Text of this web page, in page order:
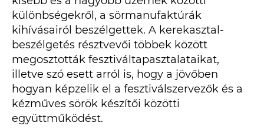
különbségekről, a sörmanufaktúrák
kihívásairól beszélgettek. A kerekasztal-
beszélgetés résztvevői többek között
megosztották fesztiváltapasztalataikat,
illetve szó esett arról is, hogy a jövőben
hogyan képzelik el a fesztiválszervezők és a
kézműves sörök készítői közötti
együttműködést.